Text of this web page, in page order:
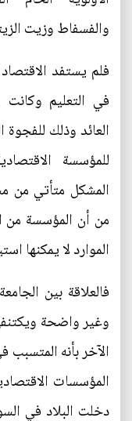
والفسفاط وزيت
فلم يستفد
في التعليم وكانت
العائد وذلك للفجوة
للمؤسسة
المشكل متأتي من
من أن المؤسسة من
الموارد لا يمكنها
فالعلاقة بين
وغير واضحة
الآخر بأنه
المؤسسات
دخلت البلاد في